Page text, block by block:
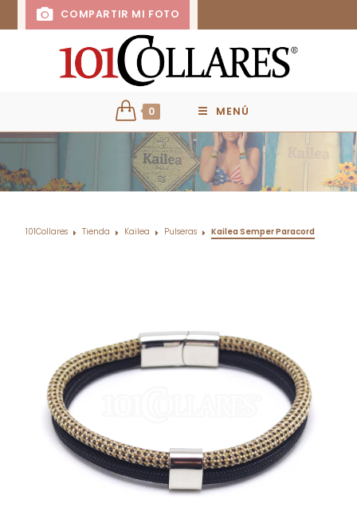
COMPARTIR MI FOTO
0 MENÚ
101Collares Tienda Kailea Pulseras Kailea Semper Paracord